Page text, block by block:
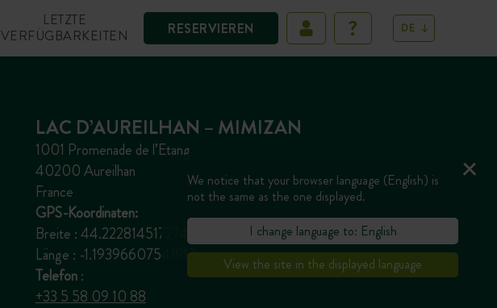
RESERVIEREN
LETZTE
VERFÜGBARKEITEN
DE
LAC D’AUREILHAN – MIMIZAN
1001 Promenade de l’Etang
40200 Aureilhan
France
GPS-Koordinaten:
Breite : 44.222814517274855
Länge : -1.19396607541912
Telefon:
+33 5 58 09 10 88
We notice that your browser language (English) is
not the same as the one displayed.
I change language to: English
View the site in the displayed language